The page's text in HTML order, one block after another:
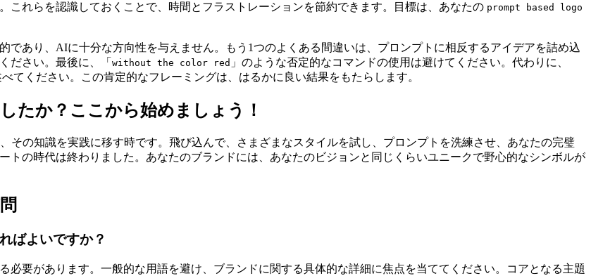
れらを認識しておくことで、時間とフラストレーションを節約できます。目標は、あなたの prompt based logo
であり、AIに十分な方向性を与えません。もう1つのよくある間違いは、プロンプトに相反するアイデアを詰め込
ださい。最後に、「 without the color red 」のような否定的なコマンドの使用は避けてください。代わりに、
てください。この肯定的なフレーミングは、はるかに良い結果をもたらします。
たか？ここから始めましょう！
その知識を実践に移す時です。飛び込んで、さまざまなスタイルを試し、プロンプトを洗練させ、あなたの完璧
トの時代は終わりました。あなたのブランドには、あなたのビジョンと同じくらいユニークで野心的なシンボルが
ばよいですか？
要があります。一般的な用語を避け、ブランドに関する具体的な詳細に焦点を当ててください。コアとなる主題